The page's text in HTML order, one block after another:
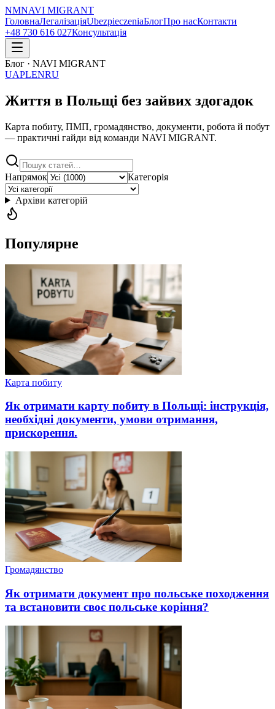
NMNAVI MIGRANT
ГоловнаЛегалізаціяUbezpieczeniaБлогПро насКонтакти
+48 730 616 027Консультація
Блог · NAVI MIGRANT
UAPLENRU
Життя в Польщі без зайвих здогадок
Карта побиту, ПМП, громадянство, документи, робота й побут
— практичні гайди від команди NAVI MIGRANT.
Напрямок Категорія
Архіви категорій
Популярне
Карта побиту
Як отримати карту побиту в Польщі: інструкція,
необхідні документи, умови отримання,
прискорення.
Громадянство
Як отримати документ про польське походження
та встановити своє польське коріння?